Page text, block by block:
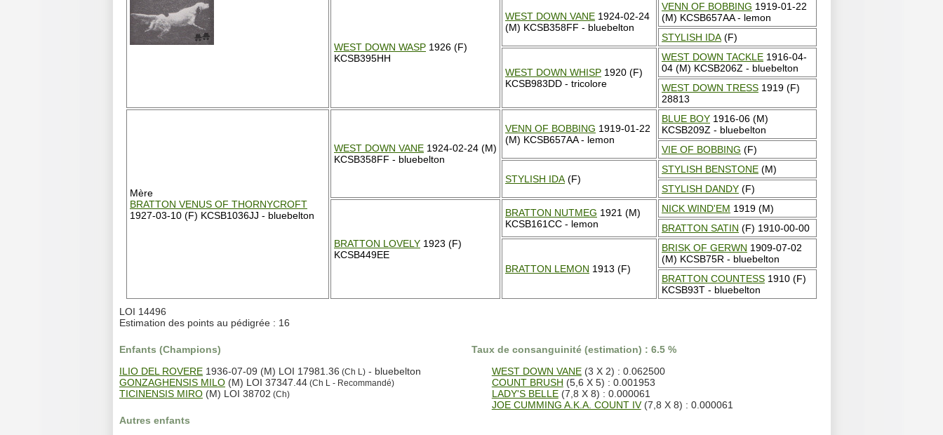
WEST DOWN WASP 1926 (F)
KCSB395HH
WEST DOWN VANE 1924-02-24
(M) KCSB358FF - bluebelton
VENN OF BOBBING 1919-01-22
(M) KCSB657AA - lemon
STYLISH IDA (F)
WEST DOWN WHISP 1920 (F)
KCSB983DD - tricolore
WEST DOWN TACKLE 1916-04-
04 (M) KCSB206Z - bluebelton
WEST DOWN TRESS 1919 (F)
28813
Mère
BRATTON VENUS OF THORNYCROFT
1927-03-10 (F) KCSB1036JJ - bluebelton
WEST DOWN VANE 1924-02-24 (M)
KCSB358FF - bluebelton
VENN OF BOBBING 1919-01-22
(M) KCSB657AA - lemon
BLUE BOY 1916-06 (M)
KCSB209Z - bluebelton
VIE OF BOBBING (F)
STYLISH IDA (F)
STYLISH BENSTONE (M)
STYLISH DANDY (F)
BRATTON LOVELY 1923 (F)
KCSB449EE
BRATTON NUTMEG 1921 (M)
KCSB161CC - lemon
NICK WIND'EM 1919 (M)
BRATTON SATIN (F) 1910-00-00
BRATTON LEMON 1913 (F)
BRISK OF GERWN 1909-07-02
(M) KCSB75R - bluebelton
BRATTON COUNTESS 1910 (F)
KCSB93T - bluebelton
LOI 14496
Estimation des points au pédigrée : 16
Enfants (Champions)
ILIO DEL ROVERE 1936-07-09 (M) LOI 17981.36 (Ch L) - bluebelton
GONZAGHENSIS MILO (M) LOI 37347.44 (Ch L - Recommandé)
TICINENSIS MIRO (M) LOI 38702 (Ch)
Autres enfants
Taux de consanguinité (estimation) : 6.5 %
WEST DOWN VANE(3 X 2) : 0.062500
COUNT BRUSH (5,6 X 5) : 0.001953
LADY'S BELLE(7,8 X 8) : 0.000061
JOE CUMMING A.K.A. COUNT IV(7,8 X 8) : 0.000061